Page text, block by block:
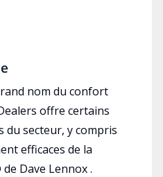
nom du confort
offre certains
du secteur, y compris
efficaces de la
Dave Lennox .